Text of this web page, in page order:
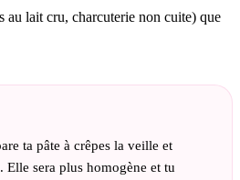
au lait cru, charcuterie non cuite) que
ta pâte à crêpes la veille et
Elle sera plus homogène et tu